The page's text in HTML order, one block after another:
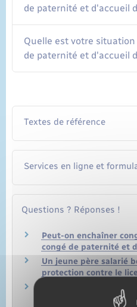
de paternité et d'accueil
Quelle est votre
de paternité et d'accueil
Textes de référence
Services en ligne et
Questions ? Réponses !
Peut-on enchaîner
congé de paternité et
Un jeune père salarié
protection contre le
Impôt sur le revenu –
les indemnités d'arrêt